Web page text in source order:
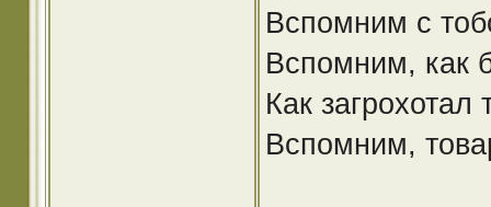
Вспомним с
Вспомним, как
Как
Вспомним,